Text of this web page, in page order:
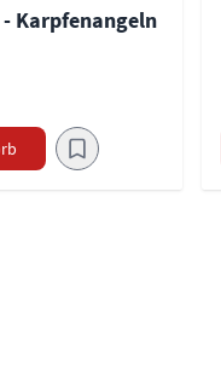
Karpfenangeln